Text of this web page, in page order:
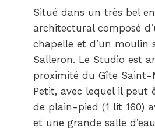
Situé dans un très bel
architectural composé
chapelle et d’un moulin
Salleron. Le Studio est
proximité du Gîte Saint-
Petit, avec lequel il peut
de plain-pied (1 lit 160)
et une grande salle